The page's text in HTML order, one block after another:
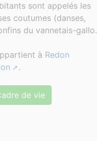
sont appelés les
coutumes (danses,
du vannetais-gallo.
à Redon
.
de vie